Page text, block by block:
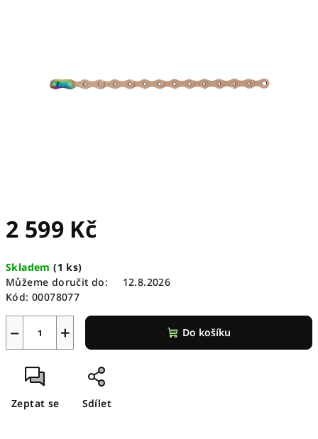
2 599 Kč
cena:
Skladem(1 ks)
Můžeme doručit do:
12.8.2026
Kód: 00078077
+
− Do košíku
Zeptat se Sdílet